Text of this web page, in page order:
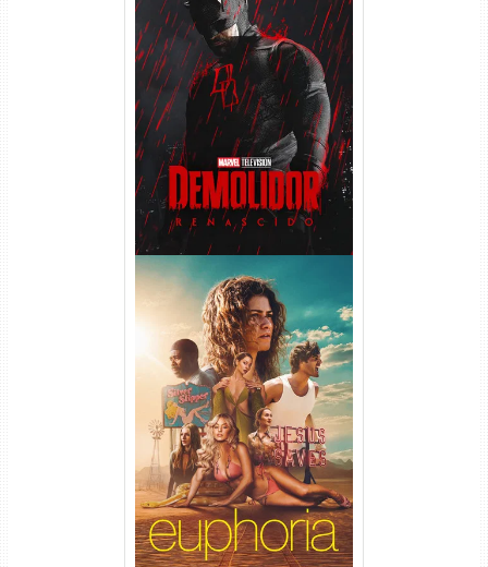
Demolidor: Renascido 2ª
Temporada (2026) WEB-DL
1080p Dual Áudio
Euphoria 3ª Temporada
Torrent (2026) WEB-DL 1080p
Dual Áudio